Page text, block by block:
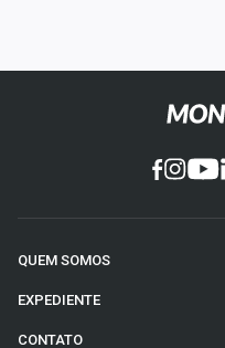
QUEM SOMOS
EXPEDIENTE
CONTATO